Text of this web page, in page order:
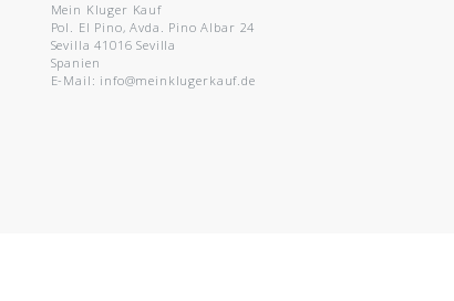
Mein Kluger Kauf
Pol. El Pino, Avda. Pino Albar 24
Sevilla 41016 Sevilla
Spanien
E-Mail: info@meinklugerkauf.de